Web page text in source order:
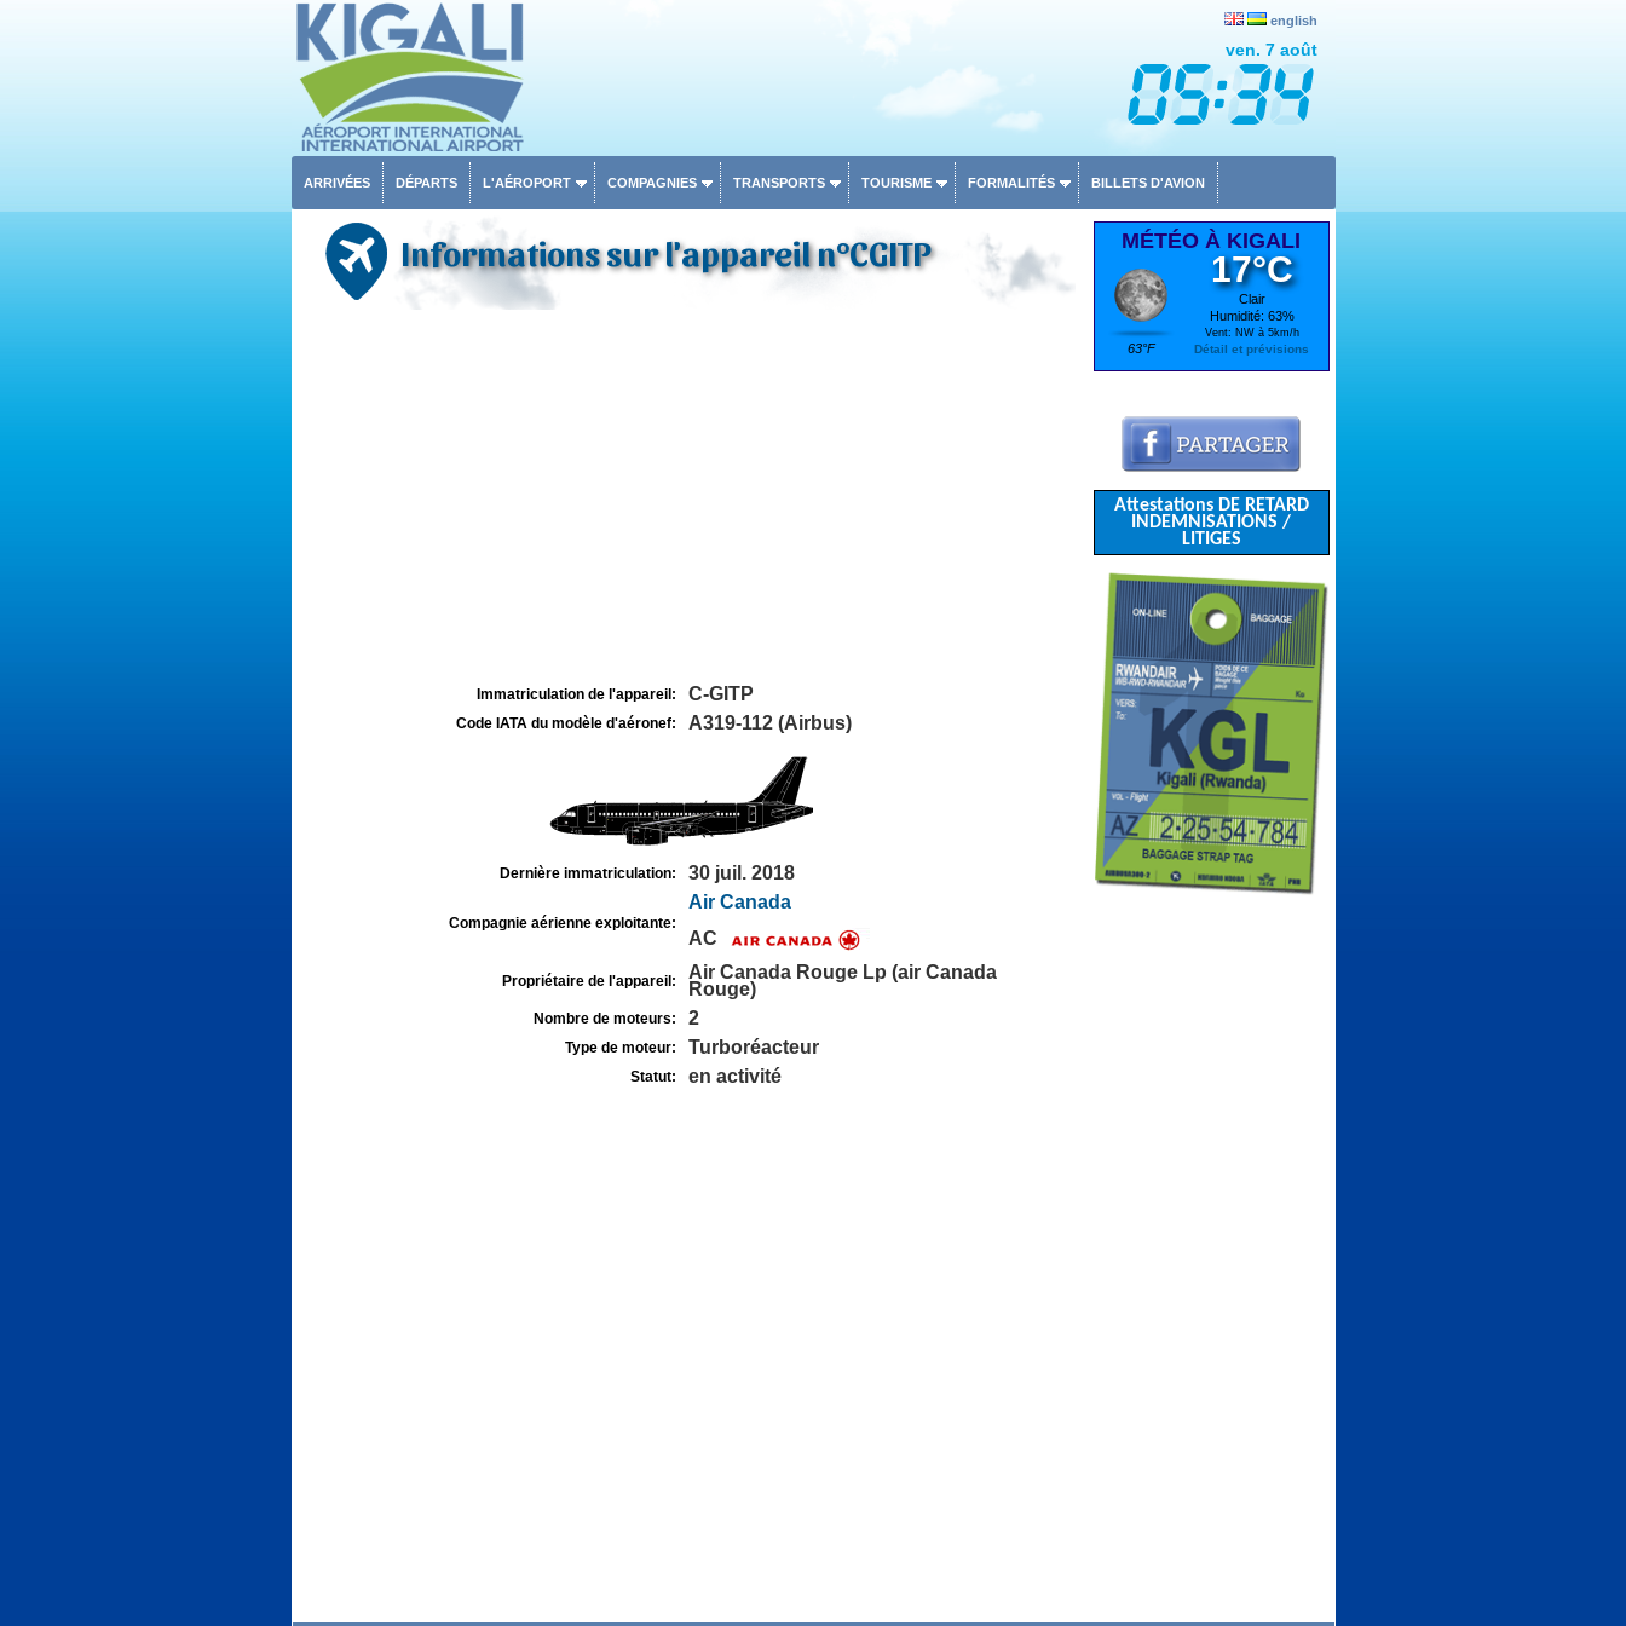
english
ven. 7 août
ARRIVÉES DÉPARTS L'AÉROPORT COMPAGNIES TRANSPORTS TOURISME FORMALITÉS BILLETS D'AVION
Informations sur l'appareil n°CGITP
Immatriculation de l'appareil: C-GITP
Code IATA du modèle d'aéronef: A319-112 (Airbus)
Dernière immatriculation: 30 juil. 2018
Compagnie aérienne exploitante:
Air Canada
AC
Propriétaire de l'appareil:
Air Canada Rouge Lp (air Canada
Rouge)
Nombre de moteurs: 2
Type de moteur: Turboréacteur
Statut: en activité
MÉTÉO À KIGALI
63°F
17°C
Clair
Humidité: 63%
Vent: NW à 5km/h
Détail et prévisions
Attestations DE RETARD
INDEMNISATIONS /
LITIGES